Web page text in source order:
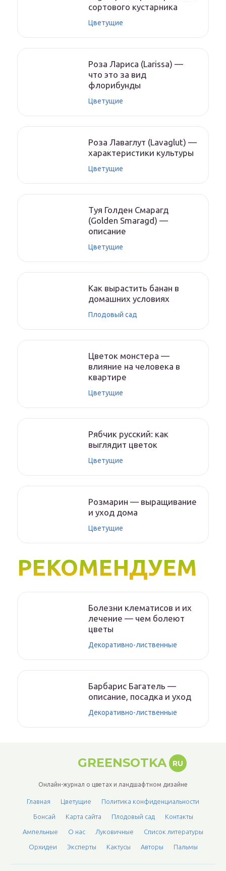
сортового кустарника
Цветущие
Роза Лариса (Larissa) —
что это за вид
флорибунды
Цветущие
Роза Лаваглут (Lavaglut) —
характеристики культуры
Цветущие
Туя Голден Смарагд
(Golden Smaragd) —
описание
Цветущие
Как вырастить банан в
домашних условиях
Плодовый сад
Цветок монстера —
влияние на человека в
квартире
Цветущие
Рябчик русский: как
выглядит цветок
Цветущие
Розмарин — выращивание
и уход дома
Цветущие
РЕКОМЕНДУЕМ
Болезни клематисов и их
лечение — чем болеют
цветы
Декоративно-лиственные
Барбарис Багатель —
описание, посадка и уход
Декоративно-лиственные
GREENSOTKA RU
Онлайн-журнал о цветах и ландшафтном дизайне
Главная Цветущие Политика конфиденциальности
Бонсай Карта сайта Плодовый сад Контакты
Ампельные О нас Луковичные Список литературы
Орхидеи Эксперты Кактусы Авторы Пальмы